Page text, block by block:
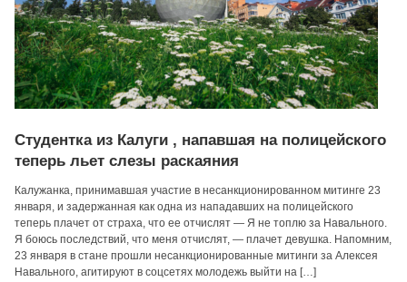
Студентка из Калуги , напавшая на полицейского
теперь льет слезы раскаяния
Калужанка, принимавшая участие в несанкционированном митинге 23
января, и задержанная как одна из нападавших на полицейского
теперь плачет от страха, что ее отчислят — Я не топлю за Навального.
Я боюсь последствий, что меня отчислят, — плачет девушка. Напомним,
23 января в стане прошли несанкционированные митинги за Алексея
Навального, агитируют в соцсетях молодежь выйти на […]